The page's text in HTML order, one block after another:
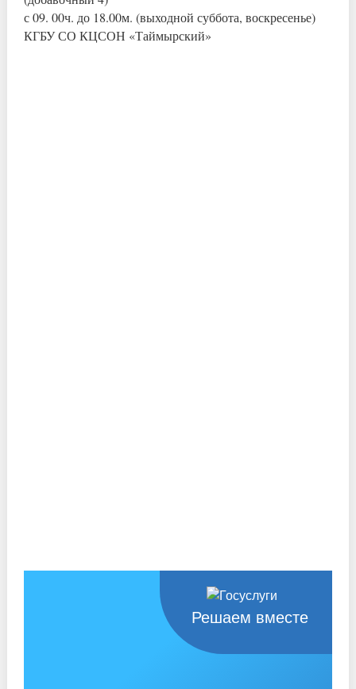
с 09. 00ч. до 18.00м. (выходной суббота, воскресенье)
КГБУ СО КЦСОН «Таймырский»
Решаем вместе